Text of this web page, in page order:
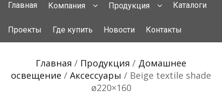
Главная Компания Продукция Каталоги
Проекты Где купить Новости Контакты
Главная / Продукция / Домашнее
освещение / Аксессуары / Beige textile shade
ø220×160